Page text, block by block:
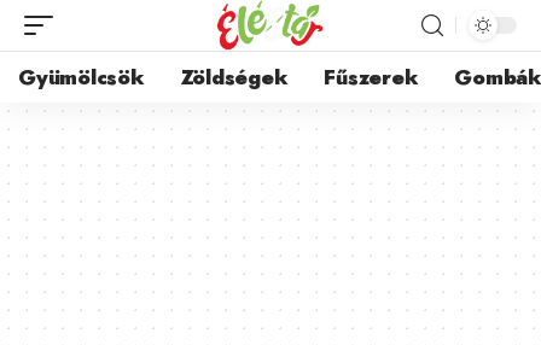
Gyümölcsök Zöldségek Fűszerek Gombák